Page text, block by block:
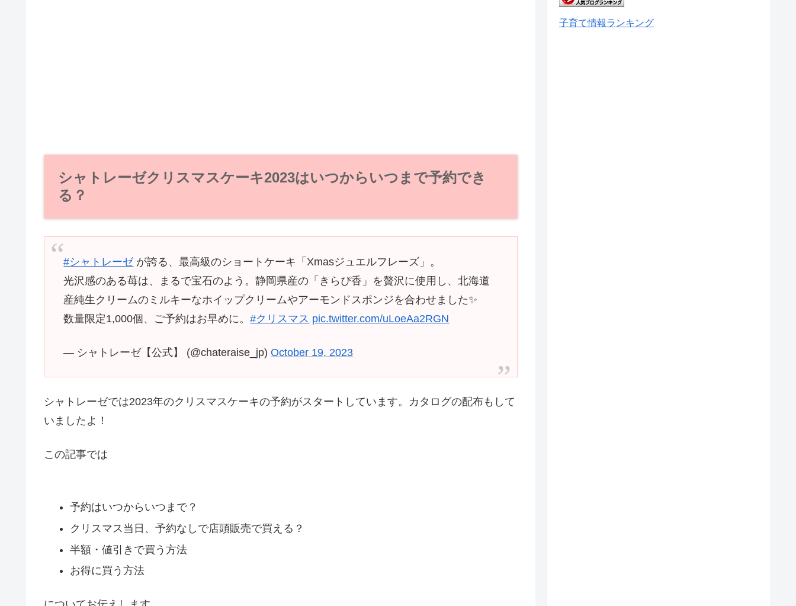
シャトレーゼクリスマスケーキ2023はいつからいつまで予約でき
る？
#シャトレーゼが誇る、最高級のショートケーキ「Xmasジュエルフレーズ」。
光沢感のある苺は、まるで宝石のよう。静岡県産の「きらぴ香」を贅沢に使用し、北海道
産純生クリームのミルキーなホイップクリームやアーモンドスポンジを合わせました✨
数量限定1,000個、ご予約はお早めに。#クリスマス pic.twitter.com/uLoeAa2RGN
— シャトレーゼ【公式】 (@chateraise_jp)October 19, 2023
シャトレーゼでは2023年のクリスマスケーキの予約がスタートしています。カタログの配布もして
いましたよ！
この記事では
予約はいつからいつまで？
クリスマス当日、予約なしで店頭販売で買える？
半額・値引きで買う方法
お得に買う方法
子育て情報ランキング